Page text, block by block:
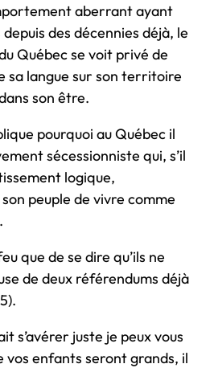
aberrant ayant
des décennies déjà, le
Québec se voit privé de
sa langue sur son territoire
son être.
pourquoi au Québec il
sécessionniste qui, s’il
logique,
peuple de vivre comme
que de se dire qu’ils ne
de deux référendums déjà
s’avérer juste je peux vous
vos enfants seront grands, il